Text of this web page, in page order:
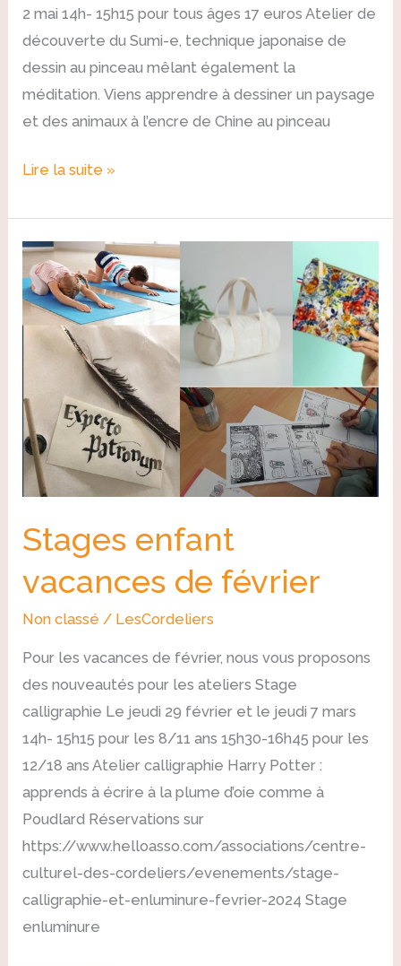
2 mai 14h- 15h15 pour tous âges 17 euros Atelier de
découverte du Sumi-e, technique japonaise de
dessin au pinceau mêlant également la
méditation. Viens apprendre à dessiner un paysage
et des animaux à l’encre de Chine au pinceau
Lire la suite »
Stages enfant
vacances de février
Non classé / LesCordeliers
Pour les vacances de février, nous vous proposons
des nouveautés pour les ateliers Stage
calligraphie Le jeudi 29 février et le jeudi 7 mars
14h- 15h15 pour les 8/11 ans 15h30-16h45 pour les
12/18 ans Atelier calligraphie Harry Potter :
apprends à écrire à la plume d’oie comme à
Poudlard Réservations sur
https://www.helloasso.com/associations/centre-
culturel-des-cordeliers/evenements/stage-
calligraphie-et-enluminure-fevrier-2024 Stage
enluminure
Stages
enfant
vacances
de